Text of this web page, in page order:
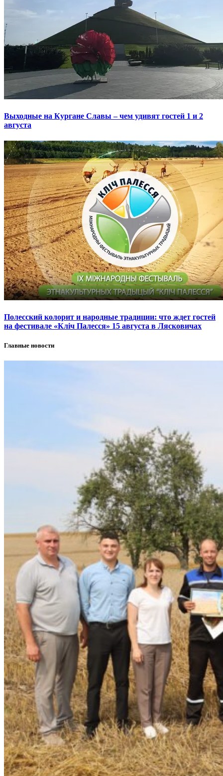
Выходные на Кургане Славы – чем удивят гостей 1 и 2
августа
Полесский колорит и народные традиции: что ждет гостей
на фестивале «Кліч Палесся» 15 августа в Лясковичах
Главные новости